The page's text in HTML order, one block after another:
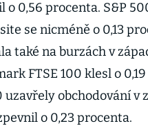
o 0,56 procenta. S&P
se nicméně o 0,13
také na burzách v
FTSE 100 klesl o
uzavřely obchodování v
o 0,23 procenta.